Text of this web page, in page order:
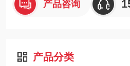
产品咨询
产品分类